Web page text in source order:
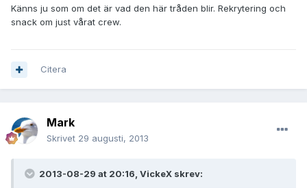
Känns ju som om det är vad den här tråden blir. Rekrytering och
snack om just vårat crew.
Citera
Mark
Skrivet 29 augusti, 2013
2013-08-29 at 20:16, VickeX skrev: